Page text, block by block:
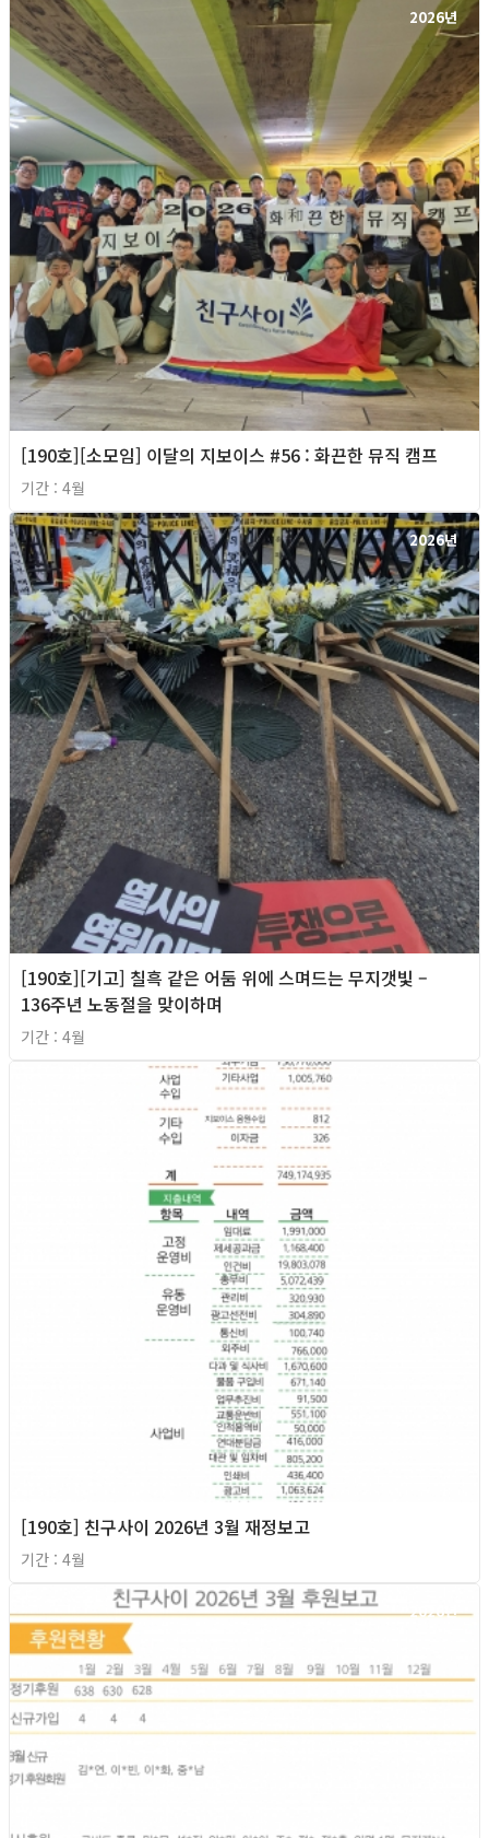
2026년
[190호][소모임] 이달의 지보이스 #56 : 화끈한 뮤직 캠프
기간 : 4월
2026년
[190호][기고] 칠흑 같은 어둠 위에 스며드는 무지갯빛 –
136주년 노동절을 맞이하며
기간 : 4월
[190호] 친구사이 2026년 3월 재정보고
기간 : 4월
2026년